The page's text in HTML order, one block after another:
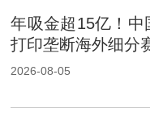
年吸金超15亿！中
打印垄断海外细分
2026-08-05